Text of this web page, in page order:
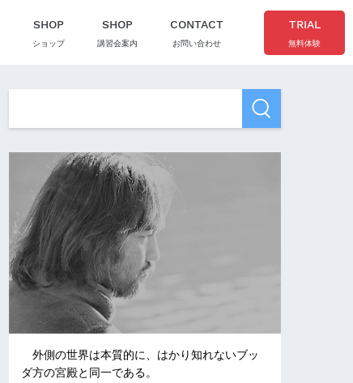
SHOP
ショップ
SHOP
講習会案内
CONTACT
お問い合わせ
TRIAL
無料体験
外側の世界は本質的に、はかり知れないブッ
ダ方の宮殿と同一である。